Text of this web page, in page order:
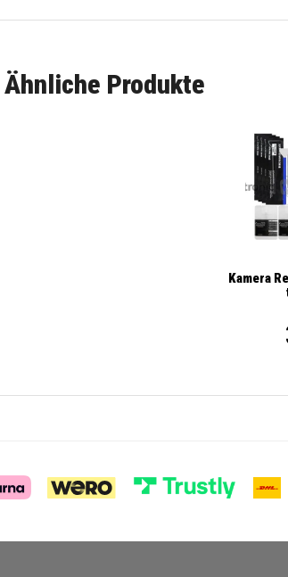
Ähnliche Produkte
Kamera